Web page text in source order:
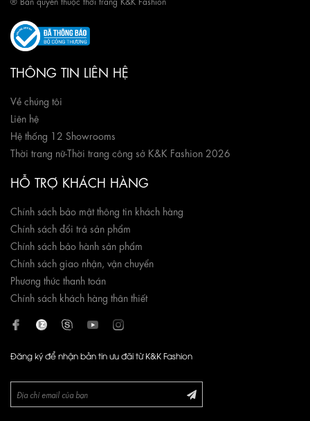
THÔNG TIN LIÊN HỆ
Về chúng tôi
Liên hệ
Hệ thống 12 Showrooms
Thời trang nữ-Thời trang công sở K&K Fashion 2026
HỖ TRỢ KHÁCH HÀNG
Chính sách bảo mật thông tin khách hàng
Chính sách đổi trả sản phẩm
Chính sách bảo hành sản phẩm
Chính sách giao nhận, vận chuyển
Phương thức thanh toán
Chính sách khách hàng thân thiết
Đăng ký để nhận bản tin ưu đãi từ K&K Fashion